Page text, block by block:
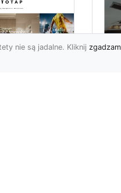
nie są jadalne. Kliknij